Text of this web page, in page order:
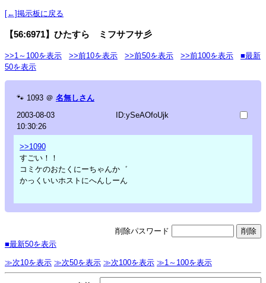
[←]掲示板に戻る
【56:6971】ひたすら ミフサフサ彡
>>1～100を表示 >>前10を表示 >>前50を表示 >>前100を表示
■最新
50を表示
🐾 1093 ＠ 名無しさん
2003-08-03
10:30:26
ID:ySeAOfoUjk
>>1090
すごい！！
コミケのおたくにーちゃんか゛
かっくいいホストにへんしーん
削除パスワード
■最新50を表示
≫次10を表示 ≫次50を表示 ≫次100を表示 ≫1～100を表示